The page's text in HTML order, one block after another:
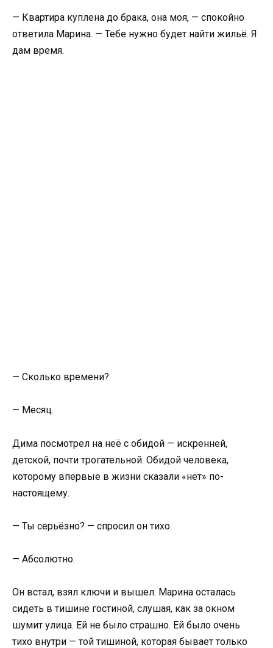
— Квартира куплена до брака, она моя, — спокойно
ответила Марина. — Тебе нужно будет найти жильё. Я
дам время.
— Сколько времени?
— Месяц.
Дима посмотрел на неё с обидой — искренней,
детской, почти трогательной. Обидой человека,
которому впервые в жизни сказали «нет» по-
настоящему.
— Ты серьёзно? — спросил он тихо.
— Абсолютно.
Он встал, взял ключи и вышел. Марина осталась
сидеть в тишине гостиной, слушая, как за окном
шумит улица. Ей не было страшно. Ей было очень
тихо внутри — той тишиной, которая бывает только